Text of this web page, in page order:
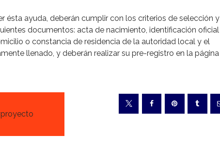
ésta ayuda, deberán cumplir con los criterios de selección y
documentos: acta de nacimiento, identificación oficial
o constancia de residencia de la autoridad local y el
llenado, y deberán realizar su pre-registro en la página